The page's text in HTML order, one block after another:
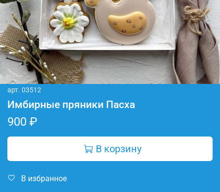
арт. 03512
Имбирные пряники Пасха
900 ₽
В корзину
В избранное